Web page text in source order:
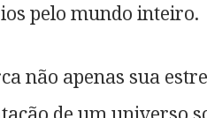
pelo mundo inteiro.
não apenas sua